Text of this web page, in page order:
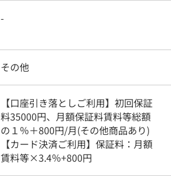
-
その他
【口座引き落としご利用】初回保証
料35000円、月額保証料賃料等総額
の１％＋800円/月(その他商品あり)
【カード決済ご利用】保証料：月額
賃料等×3.4％+800円